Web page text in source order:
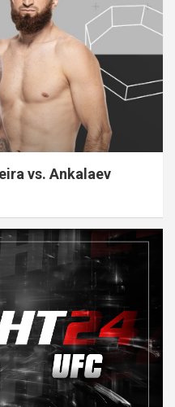
vs. Ankalaev